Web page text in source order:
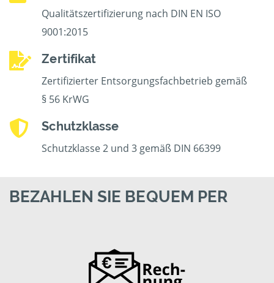
Qualitätszertifizierung nach DIN EN ISO
9001:2015
Zertifikat
Zertifizierter Entsorgungsfachbetrieb gemäß
§ 56 KrWG
Schutzklasse
Schutzklasse 2 und 3 gemäß DIN 66399
BEZAHLEN SIE BEQUEM PER